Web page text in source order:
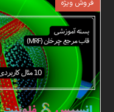
فروش ویژه
ت
آ
م
ش
ی